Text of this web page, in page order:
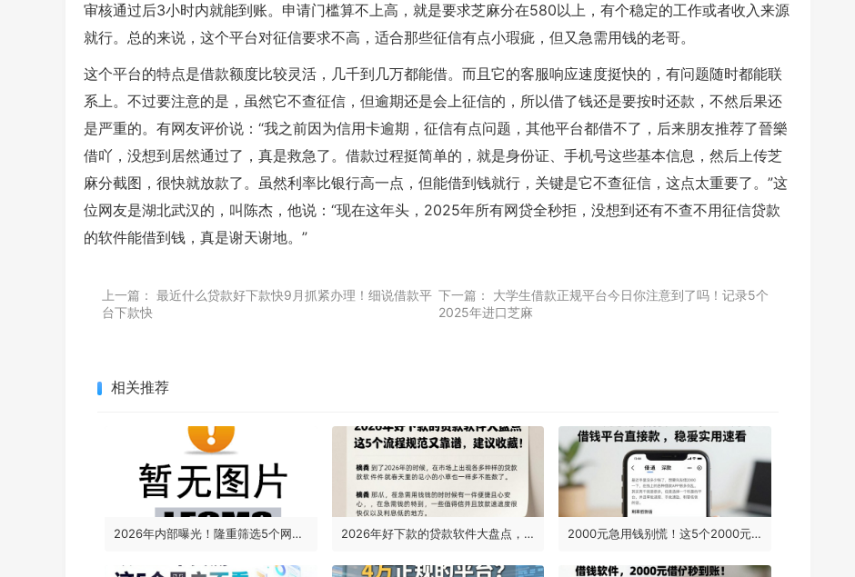
审核通过后3小时内就能到账。申请门槛算不上高，就是要求芝麻分在580以上，有个稳定的工作或者收入来源
就行。总的来说，这个平台对征信要求不高，适合那些征信有点小瑕疵，但又急需用钱的老哥。
这个平台的特点是借款额度比较灵活，几千到几万都能借。而且它的客服响应速度挺快的，有问题随时都能联
系上。不过要注意的是，虽然它不查征信，但逾期还是会上征信的，所以借了钱还是要按时还款，不然后果还
是严重的。有网友评价说：“我之前因为信用卡逾期，征信有点问题，其他平台都借不了，后来朋友推荐了晉樂
借吖，没想到居然通过了，真是救急了。借款过程挺简单的，就是身份证、手机号这些基本信息，然后上传芝
麻分截图，很快就放款了。虽然利率比银行高一点，但能借到钱就行，关键是它不查征信，这点太重要了。”这
位网友是湖北武汉的，叫陈杰，他说：“现在这年头，2025年所有网贷全秒拒，没想到还有不查不用征信贷款
的软件能借到钱，真是谢天谢地。”
上一篇： 最近什么贷款好下款快9月抓紧办理！细说​借款平
台下款快
下一篇：
大学生借款正规平台今日你注意到了吗！记录5个
2025年进口芝麻
相关推荐
2026年内部曝光！隆重筛选5个网贷黑户下款的口子，黑户借款6000必看 2026年好下款的贷款软件大盘点，这5个流程规范又靠谱，建议收藏！ 2000元急用钱别慌！这5个2000元的借钱平台直接放款，稳妥实用速看